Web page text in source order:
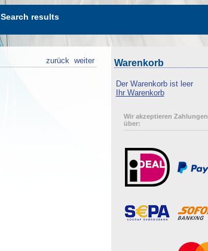
Search results
weiter
zurück Warenkorb
Der Warenkorb ist leer
Ihr Warenkorb
Wir akzeptieren Zahlungen
über: